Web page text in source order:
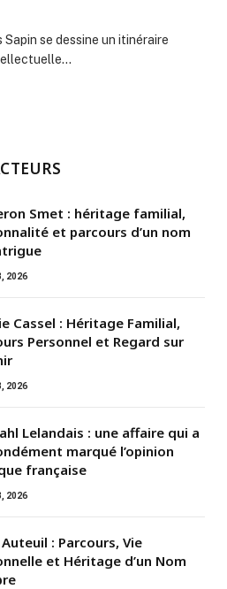
Sapin se dessine un itinéraire
Smet : héritage familial,
et parcours d’un nom
2026
Cassel : Héritage Familial,
Personnel et Regard sur
2026
Lelandais : une affaire qui a
marqué l’opinion
française
2026
: Parcours, Vie
et Héritage d’un Nom